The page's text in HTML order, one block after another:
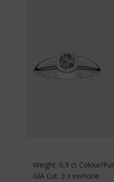
Weight: 0,9 ct Colour/
GIA Cut: 3 x ex/none